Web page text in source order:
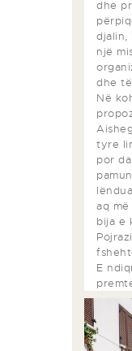
dhe
djalin,
një
dhe
Në
tyre
por
aq
bija e
E